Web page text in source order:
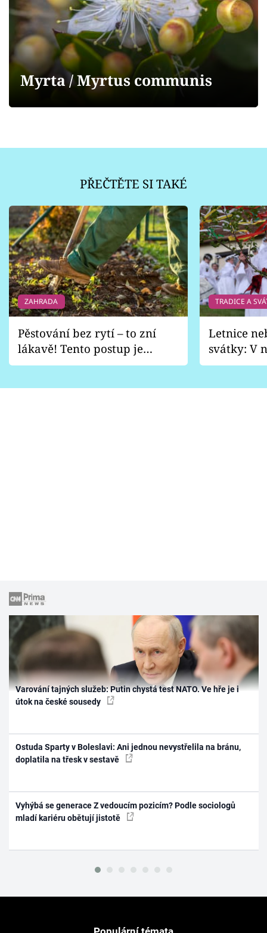
Přihlášení
Sledujte nás
Myrta / Myrtus communis
PŘEČTĚTE SI TAKÉ
ZAHRADA
Pěstování bez rytí – to zní
lákavě! Tento postup je
vhodný jen pro některé
TRADICE A
Letnice
svátky: V
pondělí
Varování tajných služeb: Putin chystá test NATO. Ve hře je i
útok na české sousedy
Ostuda Sparty v Boleslavi: Ani jednou nevystřelila na bránu,
doplatila na třesk v sestavě
Vyhýbá se generace Z vedoucím pozicím? Podle sociologů
mladí kariéru obětují jistotě